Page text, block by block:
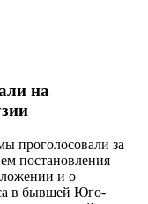
на
проголосовали за
постановления
и о
в бывшей Юго-